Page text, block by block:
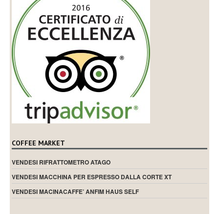
COFFEE MARKET
VENDESI RIFRATTOMETRO ATAGO
VENDESI MACCHINA PER ESPRESSO DALLA CORTE XT
VENDESI MACINACAFFE’ ANFIM HAUS SELF